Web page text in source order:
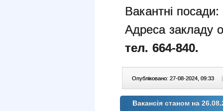
Вакантні посади:
Адреса закладу
тел.664-840.
Опубліковано: 27-08-2024, 09:33 |
Вакансія станом на